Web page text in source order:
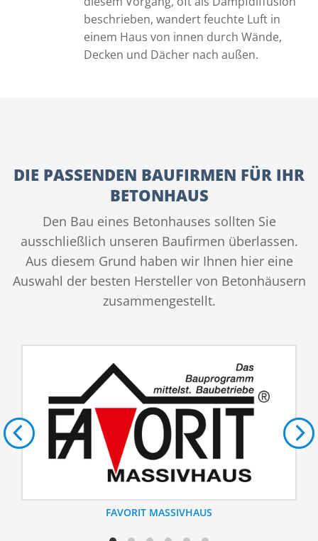
beschrieben, wandert feuchte Luft in
einem Haus von innen durch Wände,
Decken und Dächer nach außen.
DIE PASSENDEN BAUFIRMEN FÜR IHR
BETONHAUS
Den Bau eines Betonhauses sollten Sie
ausschließlich unseren Baufirmen überlassen.
Aus diesem Grund haben wir Ihnen hier eine
Auswahl der besten Hersteller von Betonhäusern
zusammengestellt.
FAVORIT MASSIVHAUS